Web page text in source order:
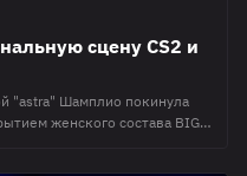
сцену CS2 и
"astra" Шамплио покинула
женского состава BIG